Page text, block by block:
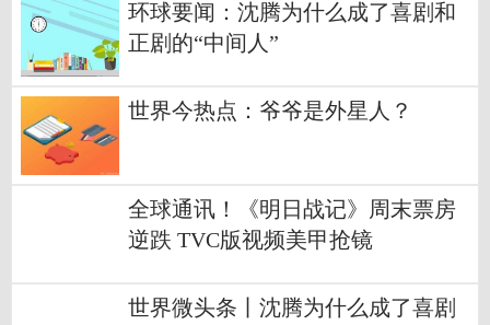
环球要闻：沈腾为什么成了喜剧和
正剧的“中间人”
世界今热点：爷爷是外星人？
全球通讯！《明日战记》周末票房
逆跌 TVC版视频美甲抢镜
世界微头条丨沈腾为什么成了喜剧